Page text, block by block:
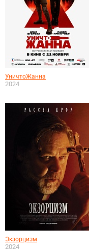
УничтоЖанна
2024
Экзорцизм
2024